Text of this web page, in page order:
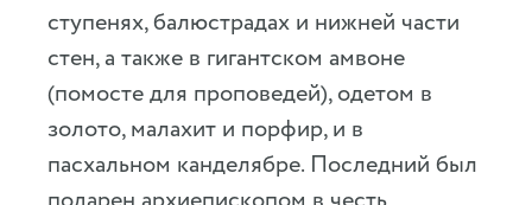
ступенях, балюстрадах и нижней части
стен, а также в гигантском амвоне
(помосте для проповедей), одетом в
золото, малахит и порфир, и в
пасхальном канделябре. Последний был